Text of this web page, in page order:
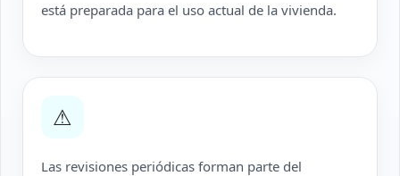
está preparada para el uso actual de la vivienda.
⚠
Las revisiones periódicas forman parte del